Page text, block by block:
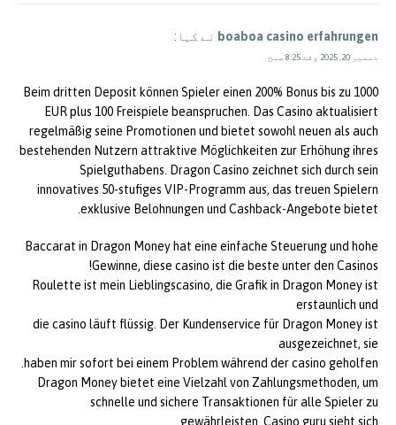
boaboa casino erfahrungen نے کہا:
دسمبر 20, 2025 وقت 8:25 صبح
Beim dritten Deposit können Spieler einen 200% Bonus bis zu 1000
EUR plus 100 Freispiele beanspruchen. Das Casino aktualisiert
regelmäßig seine Promotionen und bietet sowohl neuen als auch
bestehenden Nutzern attraktive Möglichkeiten zur Erhöhung ihres
Spielguthabens. Dragon Casino zeichnet sich durch sein
innovatives 50-stufiges VIP-Programm aus, das treuen Spielern
exklusive Belohnungen und Cashback-Angebote bietet.
Baccarat in Dragon Money hat eine einfache Steuerung und hohe
Gewinne, diese casino ist die beste unter den Casinos!
Roulette ist mein Lieblingscasino, die Grafik in Dragon Money ist
erstaunlich und
die casino läuft flüssig. Der Kundenservice für Dragon Money ist
ausgezeichnet, sie
haben mir sofort bei einem Problem während der casino geholfen.
Dragon Money bietet eine Vielzahl von Zahlungsmethoden, um
schnelle und sichere Transaktionen für alle Spieler zu
gewährleisten. Casino.guru sieht sich